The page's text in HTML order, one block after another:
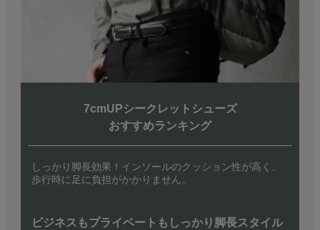
7cmUPシークレットシューズ
おすすめランキング
しっかり脚長効果！インソールのクッション性が高く、
歩行時に足に負担がかかりません。
ビジネスもプライベートもしっかり脚長スタイル